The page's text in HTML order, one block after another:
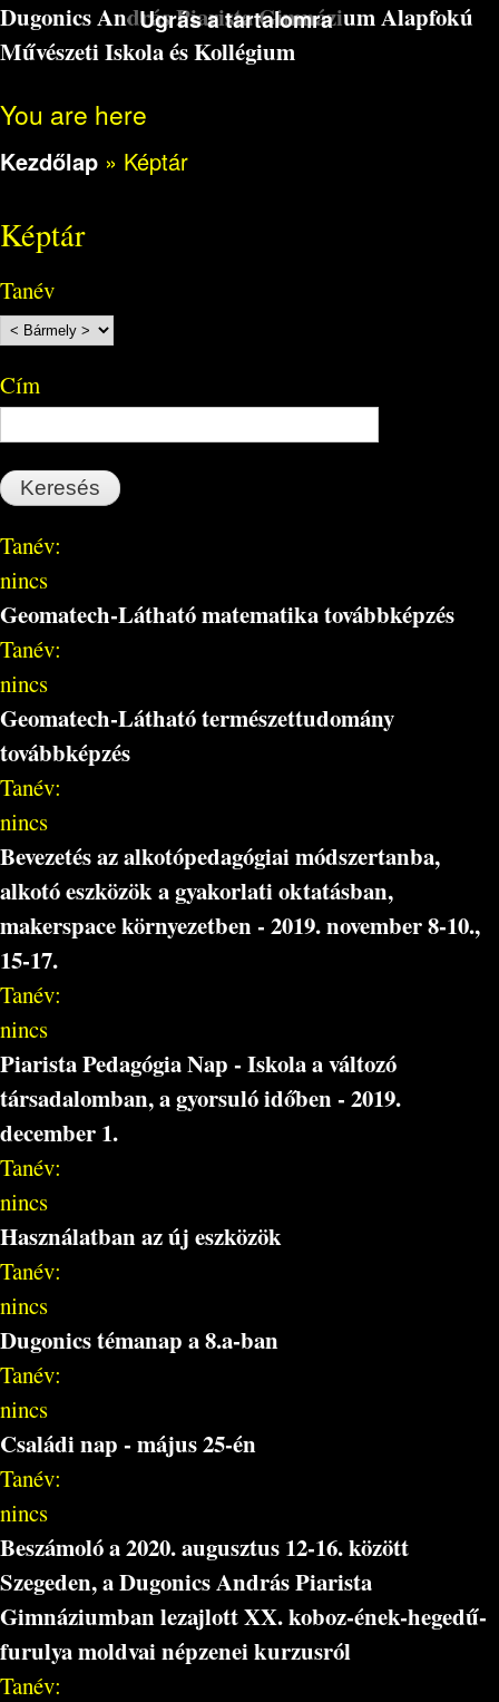
Ugrás a tartalomra
Dugonics András Piarista Gimnázium Alapfokú
Művészeti Iskola és Kollégium
You are here
Kezdőlap » Képtár
Képtár
Tanév
Cím
Tanév:
nincs
Geomatech-Látható matematika továbbképzés
Tanév:
nincs
Geomatech-Látható természettudomány
továbbképzés
Tanév:
nincs
Bevezetés az alkotópedagógiai módszertanba,
alkotó eszközök a gyakorlati oktatásban,
makerspace környezetben - 2019. november 8-10.,
15-17.
Tanév:
nincs
Piarista Pedagógia Nap - Iskola a változó
társadalomban, a gyorsuló időben - 2019.
december 1.
Tanév:
nincs
Használatban az új eszközök
Tanév:
nincs
Dugonics témanap a 8.a-ban
Tanév:
nincs
Családi nap - május 25-én
Tanév:
nincs
Beszámoló a 2020. augusztus 12-16. között
Szegeden, a Dugonics András Piarista
Gimnáziumban lezajlott XX. koboz-ének-hegedű-
furulya moldvai népzenei kurzusról
Tanév: